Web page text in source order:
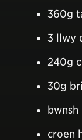
360g
3 llwy
240g
30g
croen